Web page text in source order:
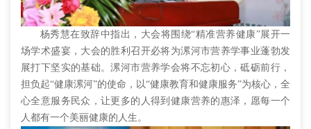
杨秀慧在致辞中指出，大会将围绕“精准营养健康”展开一
场学术盛宴，大会的胜利召开必将为漯河市营养学事业蓬勃发
展打下坚实的基础。漯河市营养学会将不忘初心，砥砺前行，
担负起“健康漯河”的使命，以“健康教育和健康服务”为核心，全
心全意服务民众，让更多的人得到健康营养的惠泽，愿每一个
人都有一个美丽健康的人生。